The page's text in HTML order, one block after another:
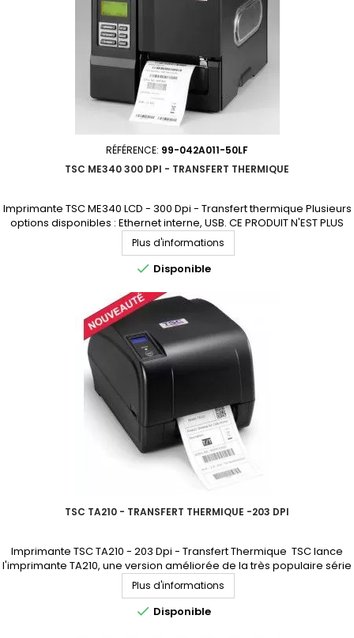
RÉFÉRENCE: 99-042A011-50LF
TSC ME340 300 DPI - TRANSFERT THERMIQUE
Imprimante TSC ME340 LCD - 300 Dpi - Transfert thermique Plusieurs
options disponibles : Ethernet interne, USB. CE PRODUIT N'EST PLUS
COMMERCIALISÉ. NOUS SOMMES À VOTRE DISPOSITION POUR VOUS
PROPOSER UN MODÈLE DE REMPLACEMENT.
Plus d'informations
 Disponible
TSC TA210 - TRANSFERT THERMIQUE -203 DPI
Imprimante TSC TA210 - 203 Dpi - Transfert Thermique TSC lance
l'imprimante TA210, une version améliorée de la très populaire série
TA200, plus rapide que la TA200. CE PRODUIT N'EST PLUS
COMMERCIALISÉ. NOUS SOMMES À VOTRE DISPOSITION POUR VOUS
PROPOSER UN MODÈLE DE REMPLACEMENT.
Plus d'informations
 Disponible